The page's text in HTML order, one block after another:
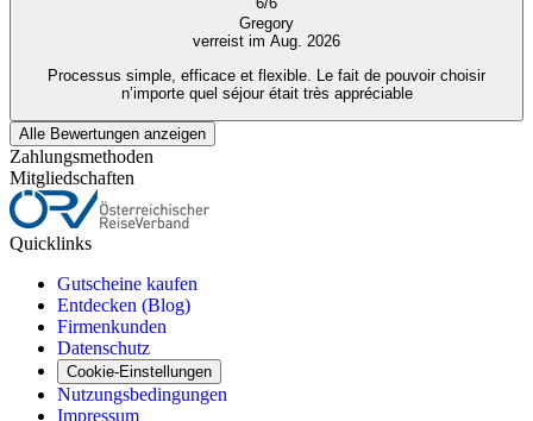
Gregory
verreist im Aug. 2026
Processus simple, efficace et flexible. Le fait de pouvoir choisir
n’importe quel séjour était très appréciable
Alle Bewertungen anzeigen
Zahlungsmethoden
Mitgliedschaften
Quicklinks
Gutscheine kaufen
Entdecken (Blog)
Firmenkunden
Datenschutz
Cookie-Einstellungen
Nutzungsbedingungen
Impressum